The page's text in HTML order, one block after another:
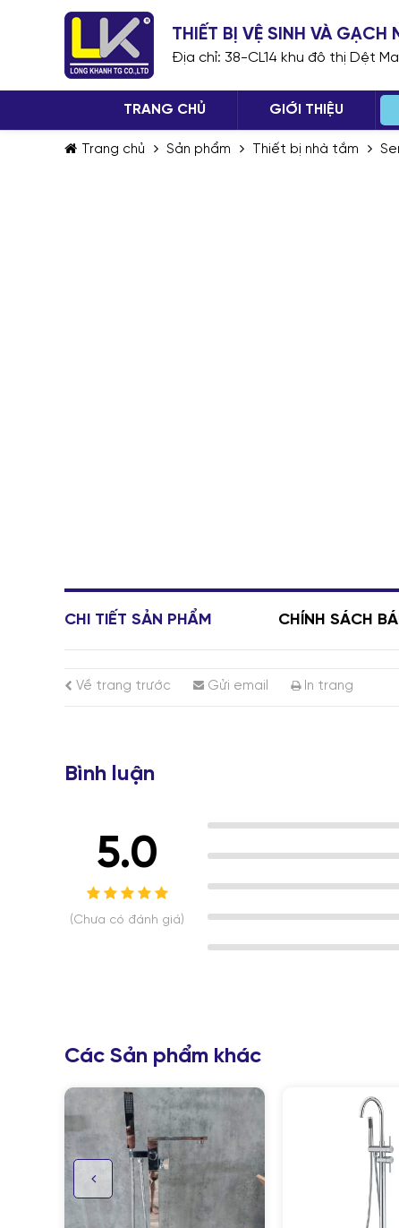
THIẾT BỊ VỆ SINH VÀ GẠCH
Địa chỉ: 38-CL14 khu đô thị Dệt
TRANG CHỦ GIỚI THIỆU
Trang chủ Sản phẩm Thiết bị nhà tắm
CHI TIẾT SẢN PHẨM CHÍNH SÁCH
Về trang trước Gửi email In trang
Bình luận
5.0
(Chưa có đánh giá)
Các Sản phẩm khác